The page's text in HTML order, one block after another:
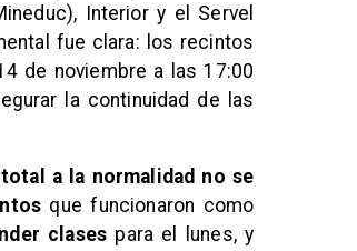
Interior y el Servel
fue clara: los recintos
de noviembre a las 17:00
la continuidad de las
a la normalidad no se
que funcionaron como
clases para el lunes, y